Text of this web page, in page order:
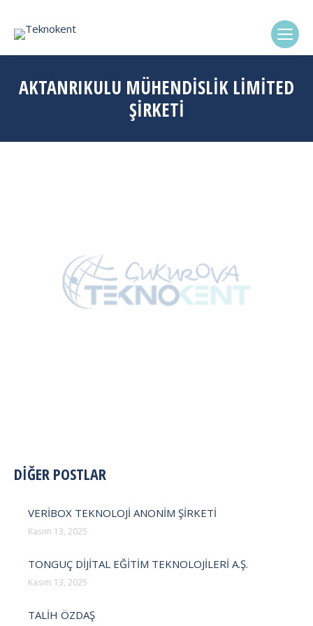
AKTANRIKULU MÜHENDISLIK LIMITED
ŞIRKETI
POST
DİĞER POSTLAR
VERİBOX TEKNOLOJİ ANONİM ŞİRKETİ
Kasım 13, 2025
TONGUÇ DİJİTAL EĞİTİM TEKNOLOJİLERİ A.Ş.
Kasım 13, 2025
TALİH ÖZDAŞ